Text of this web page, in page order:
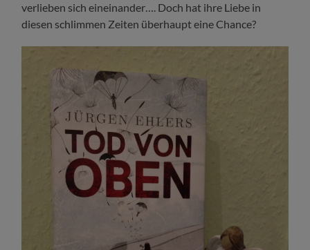
verlieben sich eineinander…. Doch hat ihre Liebe in
diesen schlimmen Zeiten überhaupt eine Chance?